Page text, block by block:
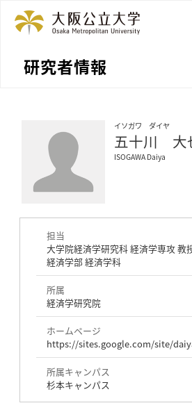
研究者情報
イソガワ ダイヤ
五十川 大
ISOGAWA Daiya
担当
大学院経済学研究科 経済学専攻 教
経済学部 経済学科
所属
経済学研究院
ホームページ
https://sites.google.com/site/
所属キャンパス
杉本キャンパス